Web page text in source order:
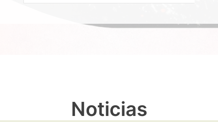
Noticias